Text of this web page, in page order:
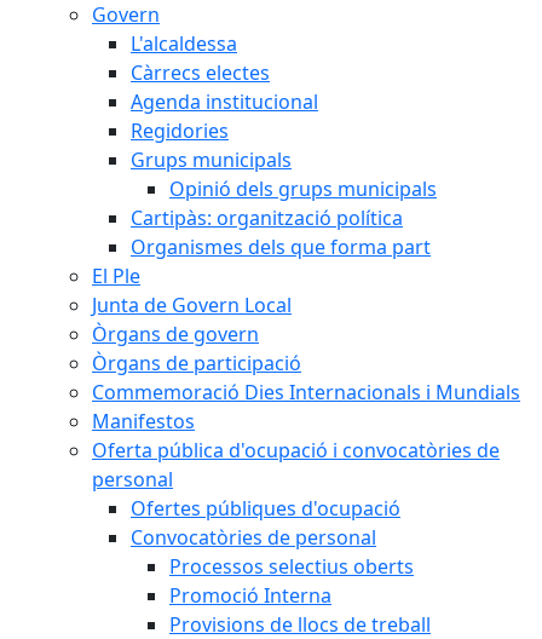
Govern
L'alcaldessa
Càrrecs electes
Agenda institucional
Regidories
Grups municipals
Opinió dels grups municipals
Cartipàs: organització política
Organismes dels que forma part
El Ple
Junta de Govern Local
Òrgans de govern
Òrgans de participació
Commemoració Dies Internacionals i Mundials
Manifestos
Oferta pública d'ocupació i convocatòries de
personal
Ofertes públiques d'ocupació
Convocatòries de personal
Processos selectius oberts
Promoció Interna
Provisions de llocs de treball